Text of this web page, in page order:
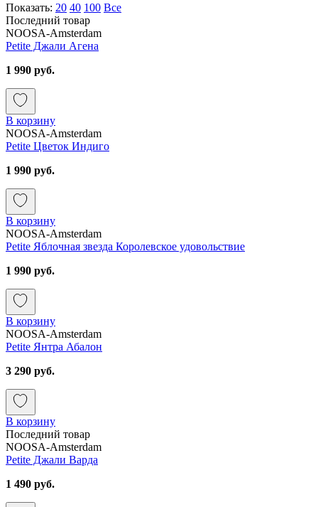
Показать: 20 40 100 Все
Последний товар
NOOSA-Amsterdam
Petite Джали Агена
1 990 руб.
В корзину
NOOSA-Amsterdam
Petite Цветок Индиго
1 990 руб.
В корзину
NOOSA-Amsterdam
Petite Яблочная звезда Королевское удовольствие
1 990 руб.
В корзину
NOOSA-Amsterdam
Petite Янтра Абалон
3 290 руб.
В корзину
Последний товар
NOOSA-Amsterdam
Petite Джали Варда
1 490 руб.